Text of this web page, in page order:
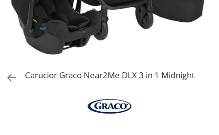
Consultanta Instalare
Jucarii de Sortare
Jucarii de tras
Jucarii din plus
Jucarii muzicale
Jucarii pentru baie
PAPUSI
Carucior Graco Near2Me DLX 3 in 1 Midnight